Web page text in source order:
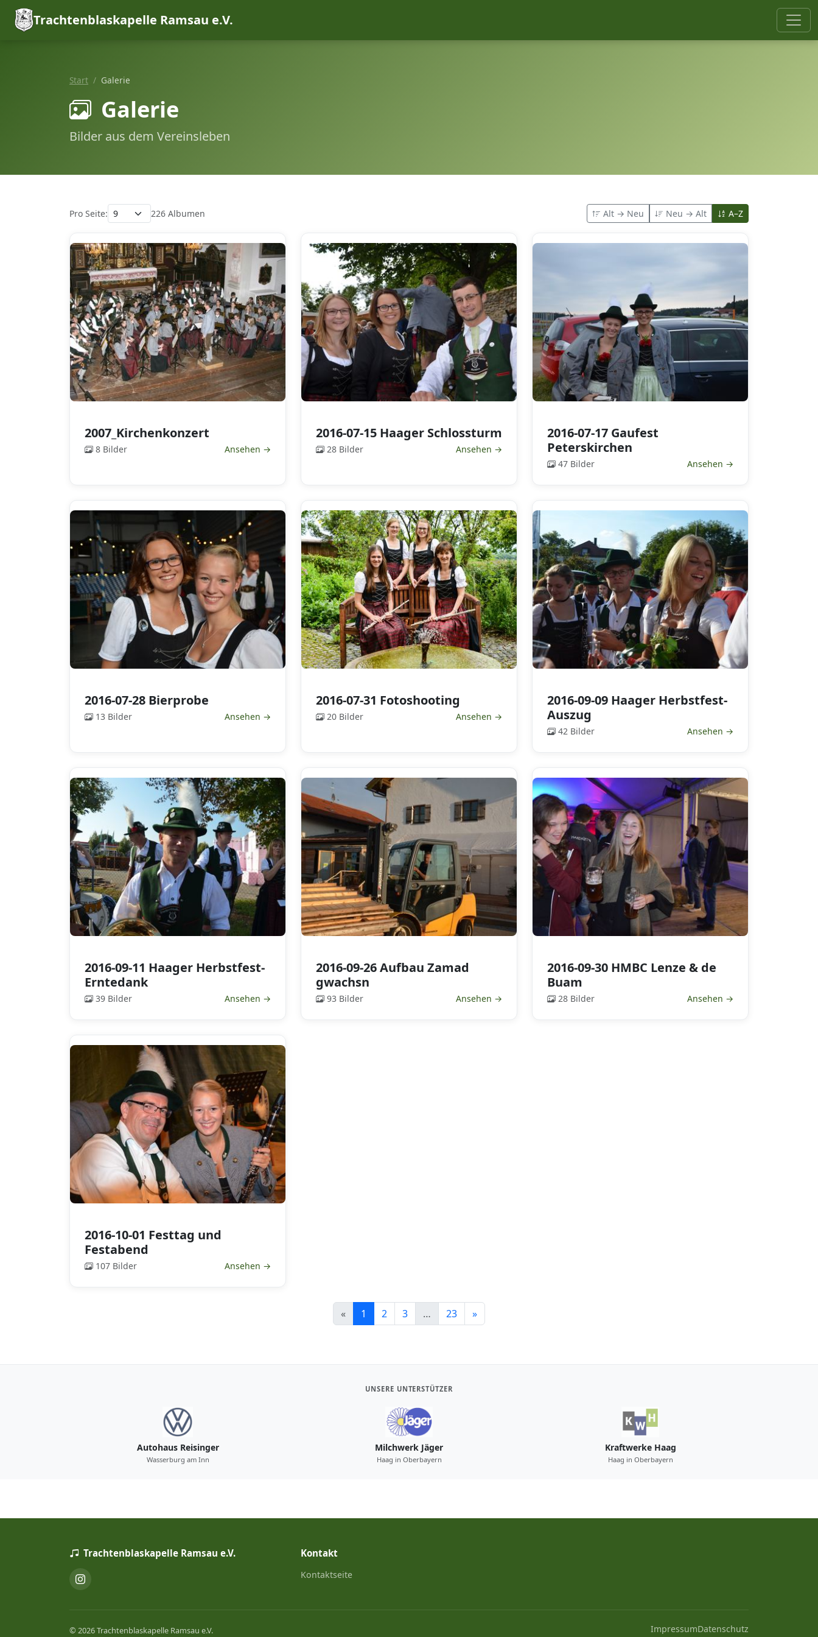
Trachtenblaskapelle Ramsau e.V.
Start Galerie
Galerie
Bilder aus dem Vereinsleben
Pro Seite: 226 Albumen Alt → Neu Neu → Alt A–Z
2007_Kirchenkonzert
8 Bilder Ansehen →
2016-07-15 Haager Schlossturm
28 Bilder Ansehen →
2016-07-17 Gaufest
Peterskirchen
47 Bilder Ansehen →
2016-07-28 Bierprobe
13 Bilder Ansehen →
2016-07-31 Fotoshooting
20 Bilder Ansehen →
2016-09-09 Haager Herbstfest-
Auszug
42 Bilder Ansehen →
2016-09-11 Haager Herbstfest-
Erntedank
39 Bilder Ansehen →
2016-09-26 Aufbau Zamad
gwachsn
93 Bilder Ansehen →
2016-09-30 HMBC Lenze & de
Buam
28 Bilder Ansehen →
2016-10-01 Festtag und
Festabend
107 Bilder Ansehen →
« 1 2 3 … 23 »
UNSERE UNTERSTÜTZER
Autohaus Reisinger
Wasserburg am Inn
Milchwerk Jäger
Haag in Oberbayern
Kraftwerke Haag
Haag in Oberbayern
Trachtenblaskapelle Ramsau e.V. Kontakt
Kontaktseite
© 2026 Trachtenblaskapelle Ramsau e.V. ImpressumDatenschutz